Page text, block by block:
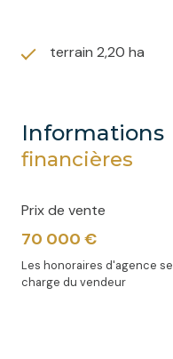
terrain 2,20 ha
informations
financières
Prix de vente
70 000 €
Les honoraires d'agence
charge du vendeur